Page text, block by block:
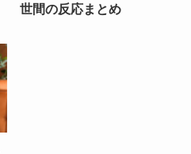
世間の反応まとめ